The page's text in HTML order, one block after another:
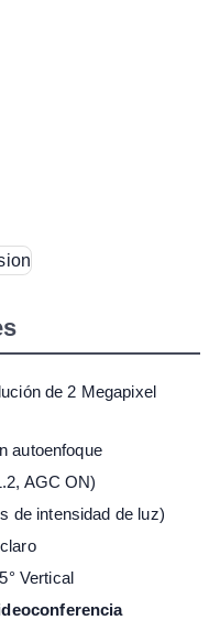
de 2 Megapixel
autoenfoque
AGC ON)
de intensidad de luz)
Vertical